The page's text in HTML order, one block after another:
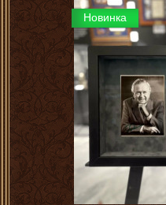
Новинка